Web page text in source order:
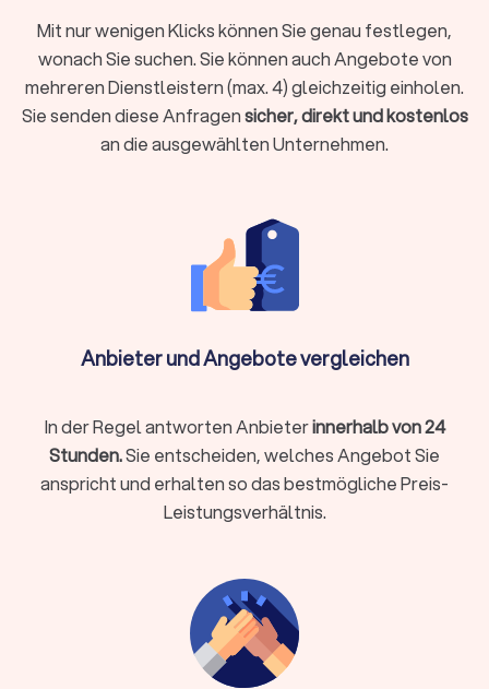
eines geeigneten LKW (Möbelwagen) und des Fahrpersonals.
Be- und Entladen:Das professionelle Tragen und Verstauen
der Möbel und Umzugskartons in den LKW sowie das
Ausladen am Zielort.
Transportsicherung:Das fachgerechte Sichern der Möbel im
LKW mit Decken, Gurten und Folien, um Schäden während der
Zusatzservices von Transportunternehmen
für Umzüge in Colmberg
Viele Umzugsunternehmen in Colmberg bieten ergänzende
Leistungen, die Ihren Umzug einfacher und schneller machen:
Komplettservice: professionelles Packen, Beschriftung
Betten, Schränke oder Küchen fachgerecht auf-
und abbauen
Halteverbotszonen:Einholen von Genehmigungen und
Aufstellen der Schilder
Entsorgung & Reinigung: besenreine Übergabe der alten
kurzfristig oder länger bei Überschneidung
Verpackungsmaterial:
stabile Kartons, Kleiderboxen,
Schutzfolien, Matratzenhüllen
Mit nur wenigen Klicks können Sie genau festlegen,
wonach Sie suchen. Sie können auch Angebote von
mehreren Dienstleistern (max. 4) gleichzeitig einholen.
Sie senden diese Anfragensicher, direkt und kostenlos
an die ausgewählten Unternehmen.
Anbieter und Angebote vergleichen
In der Regel antworten Anbieterinnerhalb von 24
Stunden.Sie entscheiden, welches Angebot Sie
anspricht und erhalten so das bestmögliche Preis-
Leistungsverhältnis.